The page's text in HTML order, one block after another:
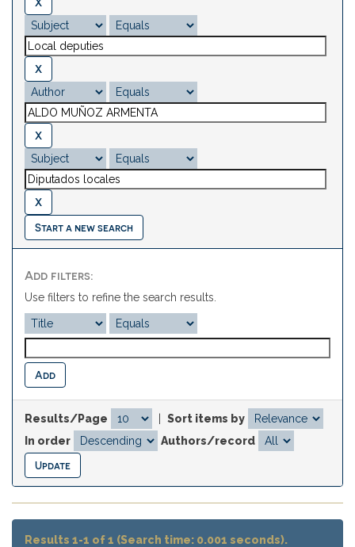
Start a new search
Add filters:
Use filters to refine the search results.
Results/Page
Sort items by
In order
Authors/record
Results 1-1 of 1 (Search time: 0.001 seconds).